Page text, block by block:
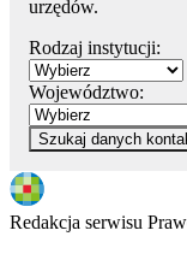
urzędów.
Rodzaj instytucji:
Województwo:
Szukaj danych
Redakcja serwisu